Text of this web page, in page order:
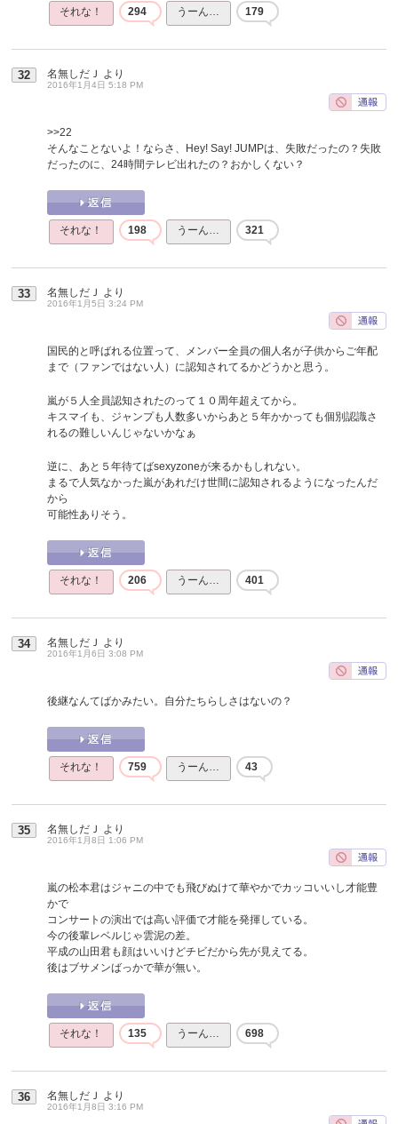
それな！ 294 うーん… 179
32 名無しだＪ より
2016年1月4日 5:18 PM
>>22
そんなことないよ！ならさ、Hey! Say! JUMPは、失敗だったの？失敗
だったのに、24時間テレビ出れたの？おかしくない？
それな！ 198 うーん… 321
33 名無しだＪ より
2016年1月5日 3:24 PM
国民的と呼ばれる位置って、メンバー全員の個人名が子供からご年配
まで（ファンではない人）に認知されてるかどうかと思う。
嵐が５人全員認知されたのって１０周年超えてから。
キスマイも、ジャンプも人数多いからあと５年かかっても個別認識さ
れるの難しいんじゃないかなぁ
逆に、あと５年待てばsexyzoneが来るかもしれない。
まるで人気なかった嵐があれだけ世間に認知されるようになったんだ
から
可能性ありそう。
それな！ 206 うーん… 401
34 名無しだＪ より
2016年1月6日 3:08 PM
後継なんてばかみたい。自分たちらしさはないの？
それな！ 759 うーん… 43
35 名無しだＪ より
2016年1月8日 1:06 PM
嵐の松本君はジャニの中でも飛びぬけて華やかでカッコいいし才能豊
かで
コンサートの演出では高い評価で才能を発揮している。
今の後輩レベルじゃ雲泥の差。
平成の山田君も顔はいいけどチビだから先が見えてる。
後はブサメンばっかで華が無い。
それな！ 135 うーん… 698
36 名無しだＪ より
2016年1月8日 3:16 PM